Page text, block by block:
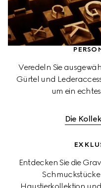
Veredeln Sie
Gürtel und
um ein
Die
Entdecken Sie die
Schmuckstücke